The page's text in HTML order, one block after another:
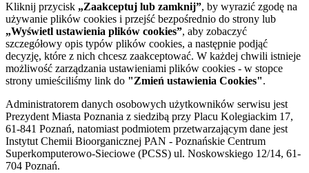
Kliknij przycisk „Zaakceptuj lub zamknij”, by wyrazić zgodę na
używanie plików cookies i przejść bezpośrednio do strony lub
„Wyświetl ustawienia plików cookies”, aby zobaczyć
szczegółowy opis typów plików cookies, a następnie podjąć
decyzję, które z nich chcesz zaakceptować. W każdej chwili istnieje
możliwość zarządzania ustawieniami plików cookies - w stopce
strony umieściliśmy link do "Zmień ustawienia Cookies".
Administratorem danych osobowych użytkowników serwisu jest
Prezydent Miasta Poznania z siedzibą przy Placu Kolegiackim 17,
61-841 Poznań, natomiast podmiotem przetwarzającym dane jest
Instytut Chemii Bioorganicznej PAN - Poznańskie Centrum
Superkomputerowo-Sieciowe (PCSS) ul. Noskowskiego 12/14, 61-
704 Poznań.